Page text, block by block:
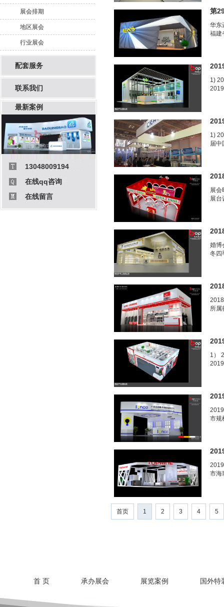
展会排期
地区展会
行业展会
配套服务
联系我们
最新案例
13048009194
在线qq咨询
在线留言
第
华东
福建
1)
1)
届中
展会
展台
婚博
冬四
所属
1）
市规
市海
首页 1 2 3 4 5
首 页 承办展会 展览案例 国外特